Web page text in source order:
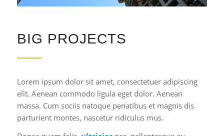
BIG PROJECTS
Lorem ipsum dolor sit amet, consectetuer adipiscing
elit. Aenean commodo ligula eget dolor. Aenean
massa. Cum sociis natoque penatibus et magnis dis
parturient montes, nascetur ridiculus mus.